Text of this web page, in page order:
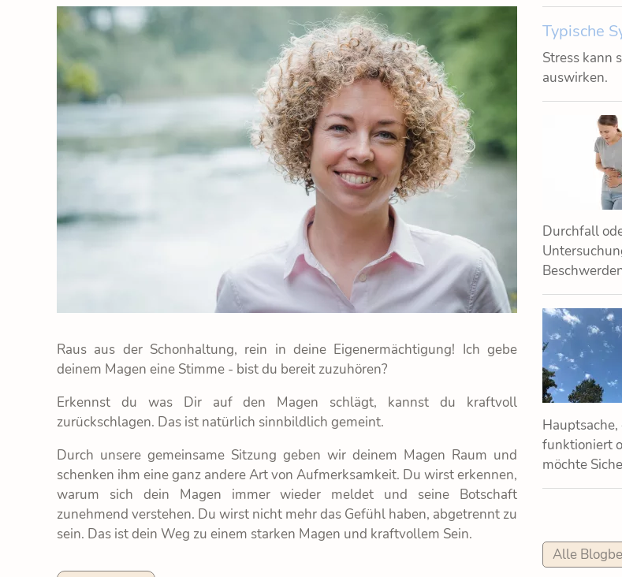
Raus aus der Schonhaltung, rein in deine Eigenermächtigung! Ich gebe
deinem Magen eine Stimme - bist du bereit zuzuhören?
Erkennst du was Dir auf den Magen schlägt, kannst du kraftvoll
zurückschlagen. Das ist natürlich sinnbildlich gemeint.
Durch unsere gemeinsame Sitzung geben wir deinem Magen Raum und
schenken ihm eine ganz andere Art von Aufmerksamkeit. Du wirst erkennen,
warum sich dein Magen immer wieder meldet und seine Botschaft
zunehmend verstehen. Du wirst nicht mehr das Gefühl haben, abgetrennt zu
sein. Das ist dein Weg zu einem starken Magen und kraftvollem Sein.
Typische
Stress kann
auswirken.
Durchfall
funktioniert
möchte
Alle